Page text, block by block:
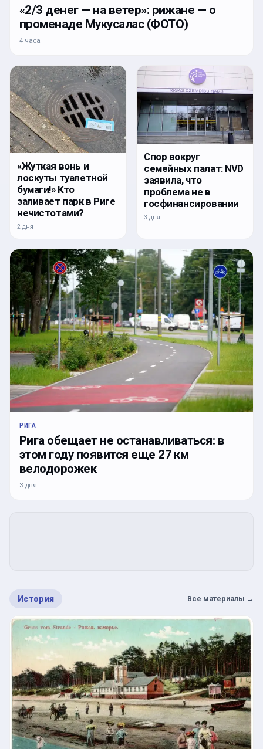
«2/3 денег — на ветер»: рижане — о
променаде Мукусалас (ФОТО)
4 часа
«Жуткая вонь и
лоскуты туалетной
бумаги!» Кто
заливает парк в Риге
нечистотами?
2 дня
Спор вокруг
семейных палат: NVD
заявила, что
проблема не в
госфинансировании
3 дня
РИГА
Рига обещает не останавливаться: в
этом году появится еще 27 км
велодорожек
3 дня
История Все материалы →